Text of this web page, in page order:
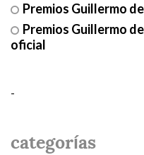
Premios Guillermo
Premios Guillermo
oficial
-
categorías